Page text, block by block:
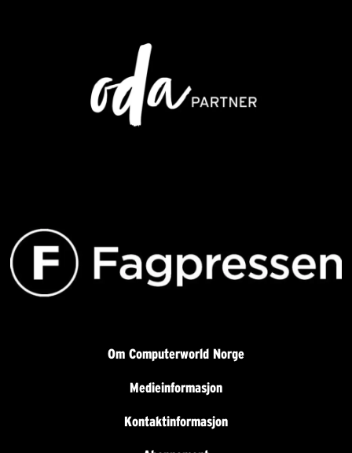
Om Computerworld Norge
Medieinformasjon
Kontaktinformasjon